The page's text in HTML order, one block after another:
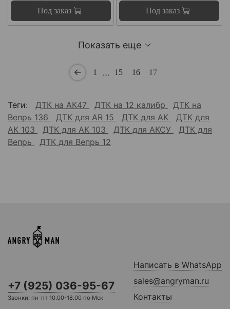
Под заказ Под заказ
Показать еще
1 … 15 16 17
Теги: ДТК на АК47 ДТК на 12 калибр
ДТК на
Вепрь 136
ДТК для AR 15 ДТК для АК
ДТК для
АК 103
ДТК для АК 103 ДТК для АКСУ
ДТК для
Вепрь
ДТК для Вепрь 12
+7 (925) 036-95-67
Звонки: пн-пт 10.00-18.00 по Мск
Написать в WhatsApp
sales@angryman.ru
Контакты